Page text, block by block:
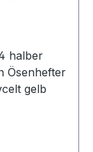
halber
Ösenhefter
gelb